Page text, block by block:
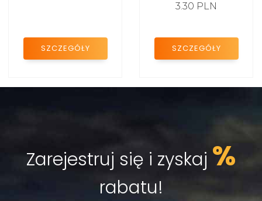
SZCZEGÓŁY
3.30 PLN
SZCZEGÓŁY
Zarejestruj się i zyskaj %
rabatu!